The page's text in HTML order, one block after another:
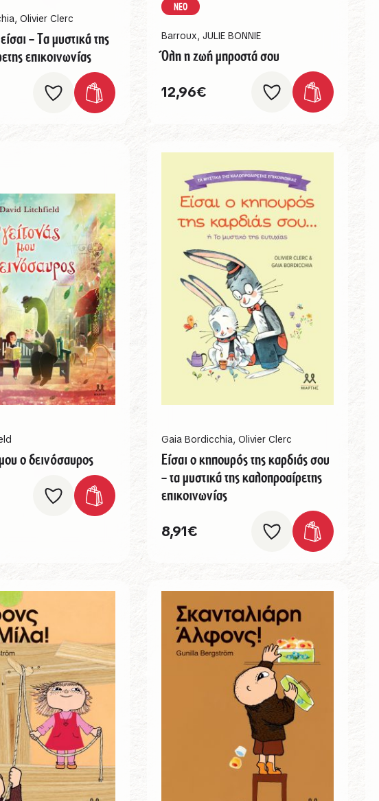
, Olivier Clerc
– Τα μυστικά της
επικοινωνίας
ΝΕΟ
Barroux, JULIE BONNIE
Όλη η ζωή μπροστά σου
12,96€
ο δεινόσαυρος
Gaia Bordicchia, Olivier Clerc
Είσαι ο κηπουρός της καρδιάς σου
– τα μυστικά της καλοπροαίρετης
επικοινωνίας
8,91€